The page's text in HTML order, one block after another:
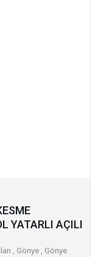
YATARLI AÇILI
, Gönye , Gönye